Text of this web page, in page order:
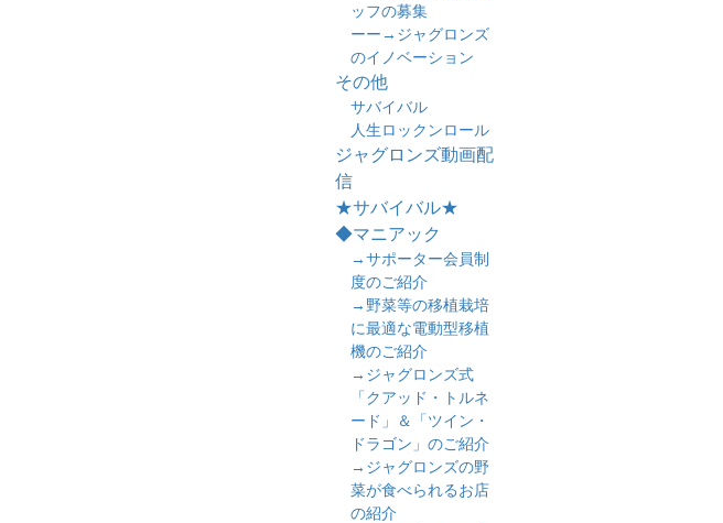
ッフの募集
ーー→ジャグロンズ
のイノベーション
その他
サバイバル
人生ロックンロール
ジャグロンズ動画配
信
★サバイバル★
◆マニアック
→サポーター会員制
度のご紹介
→野菜等の移植栽培
に最適な電動型移植
機のご紹介
→ジャグロンズ式
「クアッド・トルネ
ード」＆「ツイン・
ドラゴン」のご紹介
→ジャグロンズの野
菜が食べられるお店
の紹介